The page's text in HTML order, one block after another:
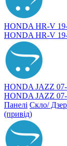
HONDA HR-V
HONDA HR-V
HONDA JAZZ
HONDA JAZZ
Панелі Скло/
(привід)